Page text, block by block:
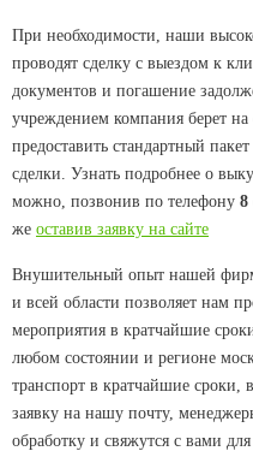
При необходимости, наши
проводят сделку с выездом к
документов и погашение
учреждением компания берет на
предоставить стандартный
сделки. Узнать подробнее о
можно, позвонив по телефону 8
же оставив заявку на сайте
Внушительный опыт нашей
и всей области позволяет нам
мероприятия в кратчайшие
любом состоянии и регионе
транспорт в кратчайшие сроки,
заявку на нашу почту,
обработку и свяжутся с вами